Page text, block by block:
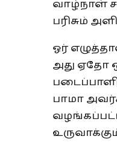
வாழ்நாள்
பரிசும்
ஓர்
அது ஏதோ
பாமா